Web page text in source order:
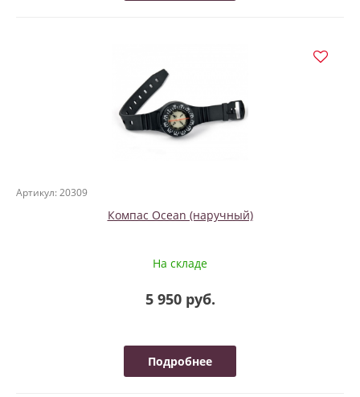
Артикул: 20309
Компас Ocean (наручный)
На складе
5 950 руб.
Подробнее